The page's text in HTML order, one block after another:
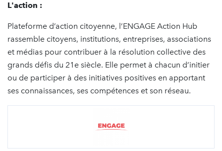
L'action :
Plateforme d’action citoyenne, l’ENGAGE Action Hub
rassemble citoyens, institutions, entreprises, associations
et médias pour contribuer à la résolution collective des
grands défis du 21e siècle. Elle permet à chacun d’initier
ou de participer à des initiatives positives en apportant
ses connaissances, ses compétences et son réseau.